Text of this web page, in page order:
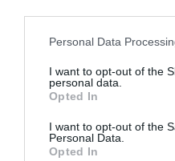
Please note that this
not limited to your visit or
grant or deny consent to
use your data for below
consent section.
Personal Data
I want to opt-out of the
personal data.
Opted In
I want to opt-out of the
Personal Data.
Opted In
szervezett túra is indul.
közelben néhány
KOUKOUNARIES
SZKIÁTHOSZ